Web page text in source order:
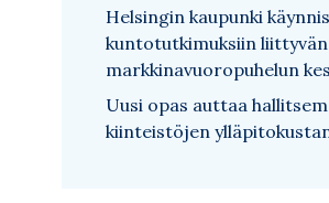
Helsingin kaupunki
kuntotutkimuksiin liittyvän
markkinavuoropuhelun
Uusi opas auttaa
kiinteistöjen